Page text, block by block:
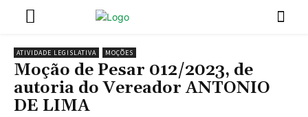
ATIVIDADE LEGISLATIVA MOÇÕES
Moção de Pesar 012/2023, de
autoria do Vereador ANTONIO
DE LIMA